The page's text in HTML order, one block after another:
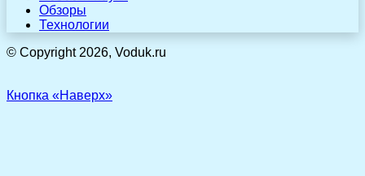
Обзоры
Технологии
© Copyright 2026, Voduk.ru
Кнопка «Наверх»